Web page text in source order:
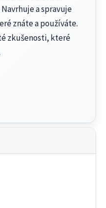
a spravuje
znáte a používáte.
zkušenosti, které